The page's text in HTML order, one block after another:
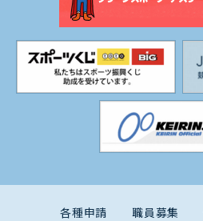
各種申請 職員募集